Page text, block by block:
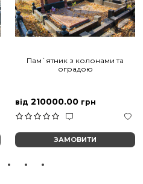
Пам`ятник з колонами та
оградою
від 210000.00 грн
ЗАМОВИТИ